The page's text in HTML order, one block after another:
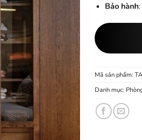
Bảo hành
Mã sản phẩm:
Danh mục: